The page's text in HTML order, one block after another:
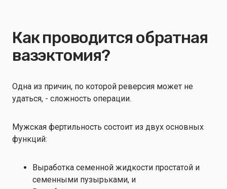
Как проводится обратная
вазэктомия?
Одна из причин, по которой реверсия может не
удаться, - сложность операции.
Мужская фертильность состоит из двух основных
функций:
Выработка семенной жидкости простатой и
семенными пузырьками, и